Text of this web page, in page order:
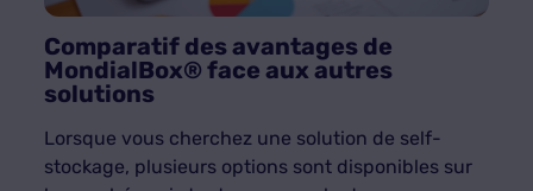
Comparatif des avantages de
MondialBox® face aux autres
solutions
Lorsque vous cherchez une solution de self-
stockage, plusieurs options sont disponibles sur